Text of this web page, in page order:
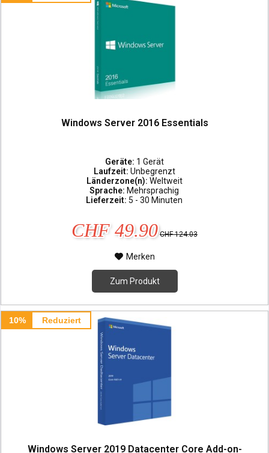
Windows Server 2016 Essentials
Geräte: 1 Gerät
Laufzeit: Unbegrenzt
Länderzone(n): Weltweit
Sprache: Mehrsprachig
Lieferzeit: 5 - 30 Minuten
CHF 49.90 CHF 124.03
Merken
Zum Produkt
10% Reduziert
Windows Server 2019 Datacenter Core Add-on-